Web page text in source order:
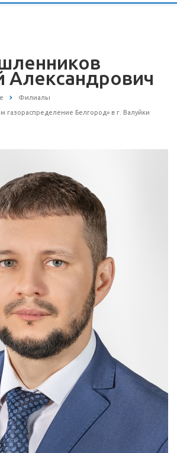
Александрович
Филиалы
газораспределение Белгород» в г. Валуйки